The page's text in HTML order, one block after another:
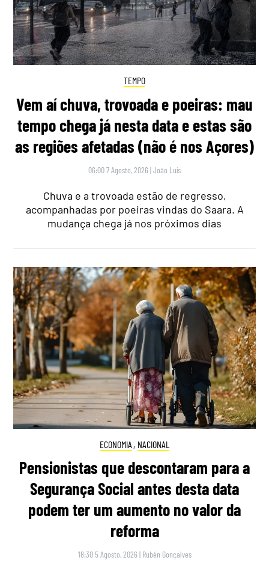
TEMPO
Vem aí chuva, trovoada e poeiras: mau
tempo chega já nesta data e estas são
as regiões afetadas (não é nos Açores)
06:00 7 Agosto, 2026 |João Luís
Chuva e a trovoada estão de regresso,
acompanhadas por poeiras vindas do Saara. A
mudança chega já nos próximos dias
ECONOMIA , NACIONAL
Pensionistas que descontaram para a
Segurança Social antes desta data
podem ter um aumento no valor da
reforma
18:30 5 Agosto, 2026 | Rubén Gonçalves